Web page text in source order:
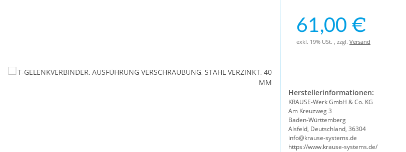
61,00 €
exkl. 19% USt. , zzgl. Versand
Herstellerinformationen:
KRAUSE-Werk GmbH & Co. KG
Am Kreuzweg 3
Baden-Württemberg
Alsfeld, Deutschland, 36304
info@krause-systems.de
https://www.krause-systems.de/